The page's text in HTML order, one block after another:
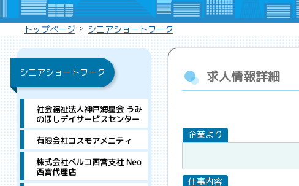
トップページ > シニアショートワーク
求人情報詳細
シニアショートワーク
社会福祉法人神戸海星会 うみ
のほしデイサービスセンター
有限会社コスモアメニティ
株式会社ベルコ西宮支社 Neo
西宮代理店